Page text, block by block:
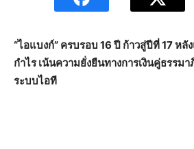
“ไอแบงก์” ครบรอบ 16 ปี ก้าวสู่ปีที่ 17 หลั
กำไร เน้นความยั่งยืนทางการเงินคู่ธรร
ระบบไอที